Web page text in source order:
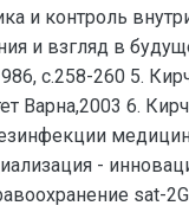
и контроль
и взгляд в
с.258-260 5.
Варна,2003 6.
-
sat-